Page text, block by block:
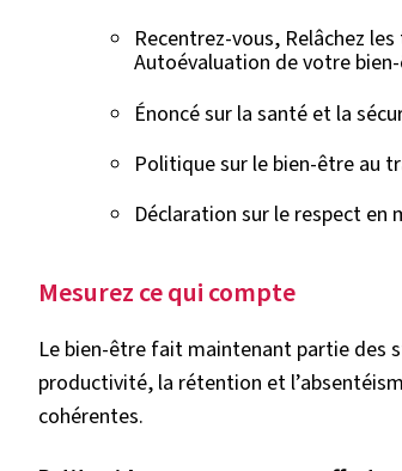
Recentrez-vous, Relâchez
Autoévaluation de votre
Énoncé sur la santé et la
Politique sur le bien-être au
Déclaration sur le respect en
Mesurez ce qui compte
Le bien-être fait maintenant partie des
productivité, la rétention et
cohérentes.